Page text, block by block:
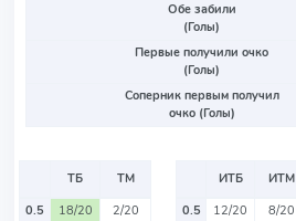
Обе забили
(Голы)
Первые получили очко
(Голы)
Соперник первым получил
очко (Голы)
ТБ
ТМ
0.5
18/20
2/20
ИТБ
ИТМ
0.5
12/20
8/20